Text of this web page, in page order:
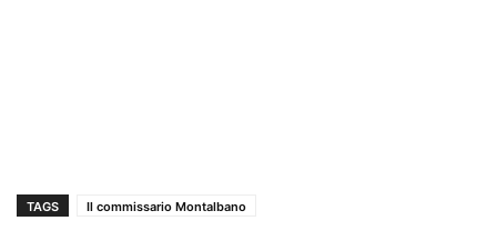
TAGS Il commissario Montalbano